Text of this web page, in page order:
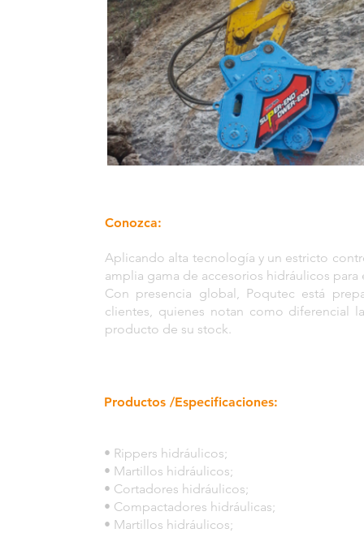
Conozca:
Aplicando alta tecnología y un estricto
amplia gama de accesorios hidráulicos
Con presencia global, Poqutec está
clientes, quienes notan como diferencial
producto de su stock.
Productos /Especificaciones:
• Rippers hidráulicos;
• Martillos hidráulicos;
• Cortadores hidráulicos;
• Compactadores hidráulicas;
• Martillos hidráulicos;